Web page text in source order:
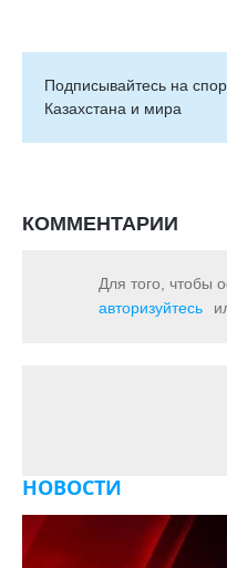
Подписывайтесь на
Казахстана и мира
КОММЕНТАРИИ
Для того, чтобы
авторизуйтесь
НОВОСТИ